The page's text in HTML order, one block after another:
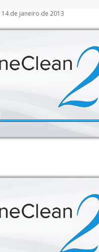
de janeiro de 2013